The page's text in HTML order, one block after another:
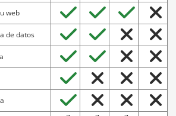
también en su web
Standard
sencilla:
Añade tus anuncios sin
web usando iFrame. Esto
los anuncios publicados en
web
de datos